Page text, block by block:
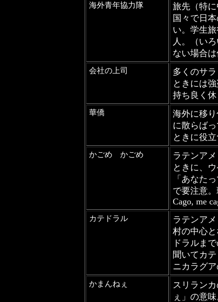
海外青年協力隊
旅先（特
国々で日
い。学生
人。（い
ない場合
会社の上司
多くのサ
ときには
持ち良く
華僑
海外に移
に散らば
ときに役
かごめ かごめ
ラテンア
ときに、
「あなた
で要注意
Cago, me
カテドラル
ラテンア
村の中心
ドラルま
聞いてカ
ニカラグ
かまんねぇ
スリラン
ぇ」の意